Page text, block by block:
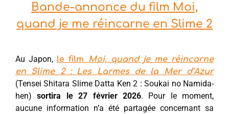
Bande-annonce du film Moi,
quand je me réincarne en Slime 2
Au Japon, le film Moi, quand je me réincarne
en Slime 2 : Les Larmes de la Mer d’Azur
(Tensei Shitara Slime Datta Ken 2 : Soukai no Namida-
hen)sortira le 27 février 2026. Pour le moment,
aucune information n’a été partagée concernant sa